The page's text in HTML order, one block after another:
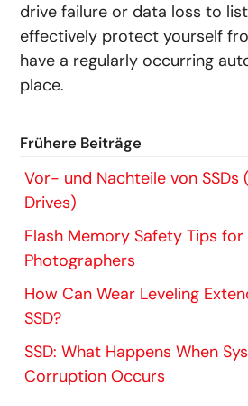
drive failure or data loss to
effectively protect yourself
have a regularly occurring
place.
Frühere Beiträge
Vor- und Nachteile von SSDs
Drives)
Flash Memory Safety Tips for
Photographers
How Can Wear Leveling
SSD?
SSD: What Happens When
Corruption Occurs